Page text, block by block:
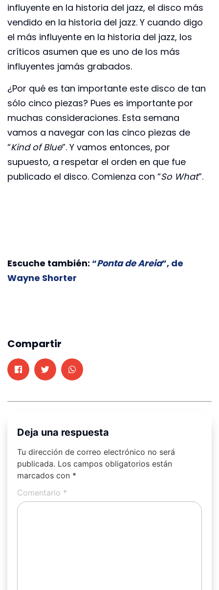
influyente en la historia del jazz, el disco más
vendido en la historia del jazz. Y cuando digo
el más influyente en la historia del jazz, los
críticos asumen que es uno de los más
influyentes jamás grabados.
¿Por qué es tan importante este disco de tan
sólo cinco piezas? Pues es importante por
muchas consideraciones. Esta semana
vamos a navegar con las cinco piezas de
“Kind of Blue”. Y vamos entonces, por
supuesto, a respetar el orden en que fue
publicado el disco. Comienza con “So What”.
Escuche también: “Ponta de Areia”, de
Wayne Shorter
Compartir
Deja una respuesta
Tu dirección de correo electrónico no será
publicada. Los campos obligatorios están
marcados con *
Comentario *